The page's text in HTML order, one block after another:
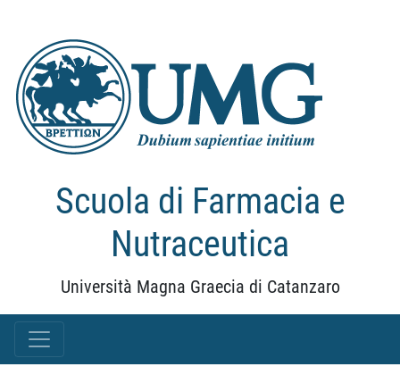
Scuola di Farmacia e
Nutraceutica
Università Magna Graecia di Catanzaro